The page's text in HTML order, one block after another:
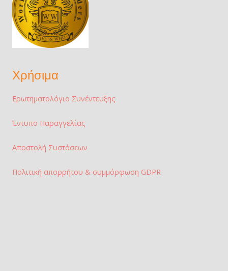
Χρήσιμα
Ερωτηματολόγιο Συνέντευξης
Έντυπο Παραγγελίας
Αποστολή Συστάσεων
Πολιτική απορρήτου & συμμόρφωση GDPR